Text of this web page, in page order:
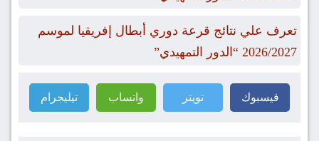
تعرف علي نتائج قرعة دوري أبطال إفريقيا لموسم
2026/2027 “الدور التمهيدي”
فيسبوك تويتر واتساب تيليجرام